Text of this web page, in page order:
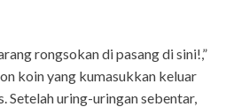
rongsokan di pasang di sini!,”
koin yang kumasukkan keluar
Setelah uring-uringan sebentar,